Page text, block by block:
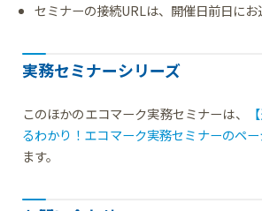
セミナーの接続URLは、開催日前日にお
実務セミナーシリーズ
このほかのエコマーク実務セミナーは、
るわかり！エコマーク実務セミナーのペ
ます。